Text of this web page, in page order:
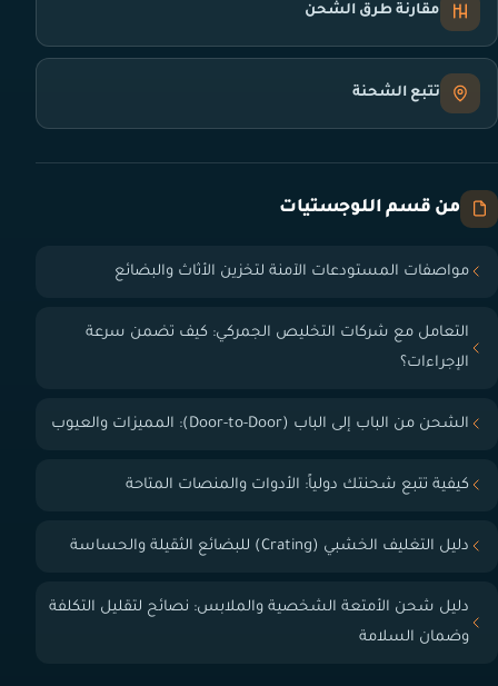
مقارنة طرق الشحن
تتبع الشحنة
من قسم اللوجستيات
مواصفات المستودعات الآمنة لتخزين الأثاث والبضائع
التعامل مع شركات التخليص الجمركي: كيف تضمن سرعة
الإجراءات؟
الشحن من الباب إلى الباب (Door-to-Door): المميزات والعيوب
كيفية تتبع شحنتك دولياً: الأدوات والمنصات المتاحة
دليل التغليف الخشبي (Crating) للبضائع الثقيلة والحساسة
دليل شحن الأمتعة الشخصية والملابس: نصائح لتقليل التكلفة
وضمان السلامة